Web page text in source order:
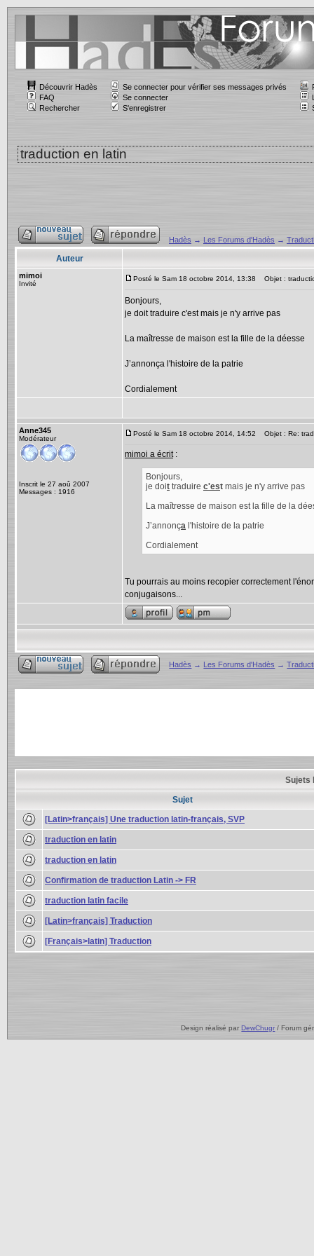
Découvrir Hadès
FAQ
Rechercher
Se connecter pour vérifier ses messages privés
Se connecter
S'enregistrer
traduction en latin
Hadès → Les Forums d'Hadès →
Auteur
mimoi
Invité
Posté le Sam 18 octobre 2014, 13:38 Objet :
Bonjours,
je doit traduire c'est mais je n'y arrive pas
La maîtresse de maison est la fille de la déesse
J’annonça l'histoire de la patrie
Cordialement
Anne345
Modérateur
Inscrit le 27 aoû 2007
Messages : 1916
Posté le Sam 18 octobre 2014, 14:52 Objet : Re:
mimoi a écrit:
Bonjours,
je doit traduire c'est mais je n'y arrive pas
La maîtresse de maison est la fille de la
J’annonça l'histoire de la patrie
Cordialement
Tu pourrais au moins recopier correctement
conjugaisons...
Hadès → Les Forums d'Hadès →
Sujets
Sujet
[Latin>français] Une traduction latin-français, SVP
traduction en latin
traduction en latin
Confirmation de traduction Latin -> FR
traduction latin facile
[Latin>français] Traduction
[Français>latin] Traduction
Design réalisé parDewChugr / Forum